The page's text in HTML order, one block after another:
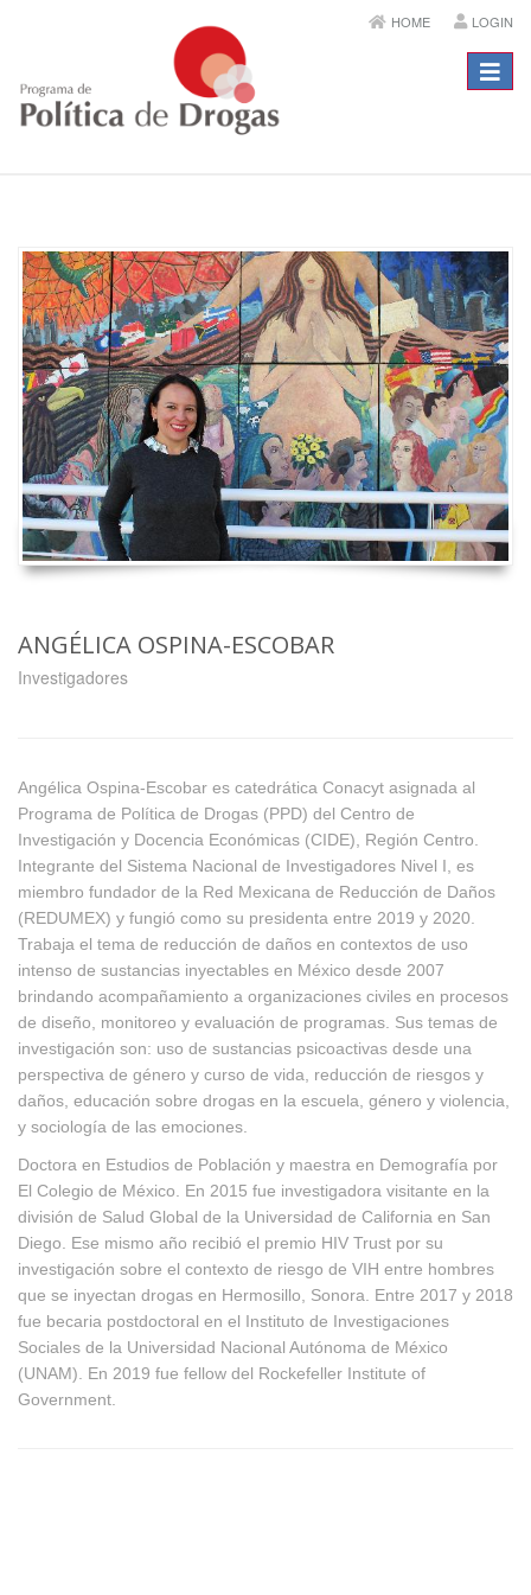
HOME LOGIN
Menú
ANGÉLICA OSPINA-ESCOBAR
Investigadores
Angélica Ospina-Escobar es catedrática Conacyt asignada al
Programa de Política de Drogas (PPD) del Centro de
Investigación y Docencia Económicas (CIDE), Región Centro.
Integrante del Sistema Nacional de Investigadores Nivel I, es
miembro fundador de la Red Mexicana de Reducción de Daños
(REDUMEX) y fungió como su presidenta entre 2019 y 2020.
Trabaja el tema de reducción de daños en contextos de uso
intenso de sustancias inyectables en México desde 2007
brindando acompañamiento a organizaciones civiles en procesos
de diseño, monitoreo y evaluación de programas. Sus temas de
investigación son: uso de sustancias psicoactivas desde una
perspectiva de género y curso de vida, reducción de riesgos y
daños, educación sobre drogas en la escuela, género y violencia,
y sociología de las emociones.
Doctora en Estudios de Población y maestra en Demografía por
El Colegio de México. En 2015 fue investigadora visitante en la
división de Salud Global de la Universidad de California en San
Diego. Ese mismo año recibió el premio HIV Trust por su
investigación sobre el contexto de riesgo de VIH entre hombres
que se inyectan drogas en Hermosillo, Sonora. Entre 2017 y 2018
fue becaria postdoctoral en el Instituto de Investigaciones
Sociales de la Universidad Nacional Autónoma de México
(UNAM). En 2019 fue fellow del Rockefeller Institute of
Government.